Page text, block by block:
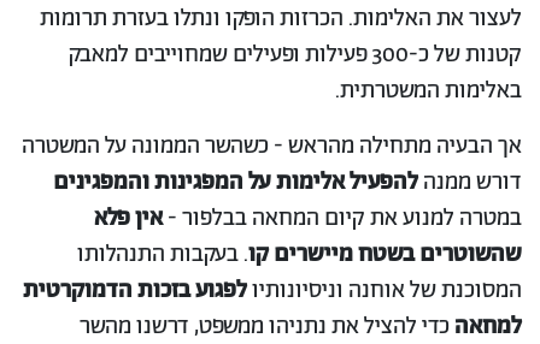
לעצור את האלימות. הכרזות הופקו ונתלו בעזרת תרומות
קטנות של כ-300 פעילות ופעילים שמחוייבים למאבק
באלימות המשטרתית.
אך הבעיה מתחילה מהראש - כשהשר הממונה על המשטרה
דורש ממנהלהפעיל אלימות על המפגינות והמפגינים
במטרה למנוע את קיום המחאה בבלפור -אין פלא
שהשוטרים בשטח מיישרים קו. בעקבות התנהלותו
המסוכנת של אוחנה וניסיונותיולפגועבזכות הדמוקרטית
למחאהכדי להציל את נתניהו ממשפט, דרשנו מהשר